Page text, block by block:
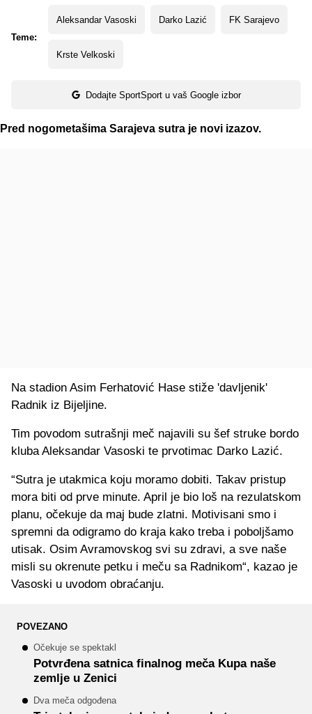
Teme:
Aleksandar Vasoski Darko Lazić FK Sarajevo
Krste Velkoski
Dodajte SportSport u vaš Google izbor
Pred nogometašima Sarajeva sutra je novi izazov.
Na stadion Asim Ferhatović Hase stiže 'davljenik'
Radnik iz Bijeljine.
Tim povodom sutrašnji meč najavili su šef struke bordo
kluba Aleksandar Vasoski te prvotimac Darko Lazić.
“Sutra je utakmica koju moramo dobiti. Takav pristup
mora biti od prve minute. April je bio loš na rezulatskom
planu, očekuje da maj bude zlatni. Motivisani smo i
spremni da odigramo do kraja kako treba i poboljšamo
utisak. Osim Avramovskog svi su zdravi, a sve naše
misli su okrenute petku i meču sa Radnikom“, kazao je
Vasoski u uvodom obraćanju.
POVEZANO
Očekuje se spektakl
Potvrđena satnica finalnog meča Kupa naše
zemlje u Zenici
Dva meča odgođena